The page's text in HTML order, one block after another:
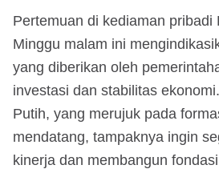
Pertemuan di kediaman pribadi
Minggu malam ini
yang diberikan oleh
investasi dan stabilitas
Putih, yang merujuk pada
mendatang, tampaknya ingin
kinerja dan membangun